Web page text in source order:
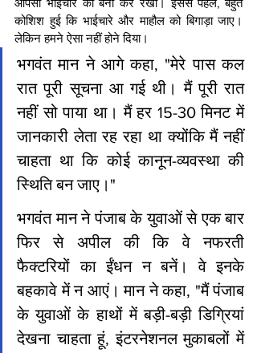
आपसी भाईचारे को बना कर रखा। इससे पहले, बहुत
कोशिश हुई कि भाईचारे और माहौल को बिगाड़ा जाए।
लेकिन हमने ऐसा नहीं होने दिया।
भगवंत मान ने आगे कहा, "मेरे पास कल
रात पूरी सूचना आ गई थी। मैं पूरी रात
नहीं सो पाया था। मैं हर 15-30 मिनट में
जानकारी लेता रह रहा था क्योंकि मैं नहीं
चाहता था कि कोई कानून-व्यवस्था की
स्थिति बन जाए।"
भगवंत मान ने पंजाब के युवाओं से एक बार
फिर से अपील की कि वे नफरती
फैक्टरियों का ईंधन न बनें। वे इनके
बहकावे में न आएं। मान ने कहा, "मैं पंजाब
के युवाओं के हाथों में बड़ी-बड़ी डिग्रियां
देखना चाहता हूं, इंटरनेशनल मुकाबलों में